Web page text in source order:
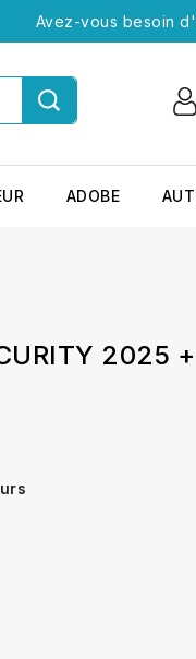
Avez-vous besoin
ADOBE
2025